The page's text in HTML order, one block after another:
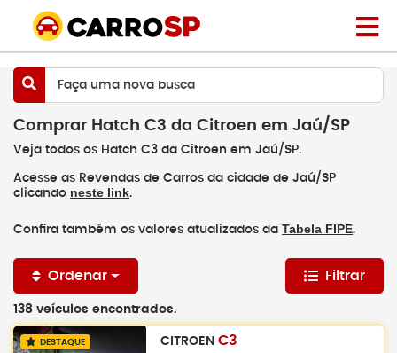
Faça uma nova busca
Comprar Hatch C3 da Citroen em Jaú/SP
Veja todos os Hatch C3 da Citroen em Jaú/SP.
Acesse as Revendas de Carros da cidade de Jaú/SP
clicando neste link.
Confira também os valores atualizados da Tabela FIPE.
Ordenar Filtrar
138 veículos encontrados.
DESTAQUE CITROEN C3